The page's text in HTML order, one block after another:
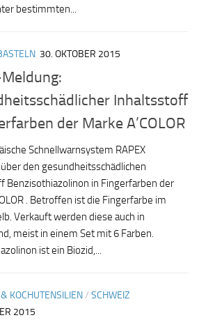
bestimmten...
30. OKTOBER 2015
Inhaltsstoff
der Marke A’COLOR
Schnellwarnsystem RAPEX
den gesundheitsschädlichen
Benzisothiazolinon in Fingerfarben der
. Betroffen ist die Fingerfarbe im
Verkauft werden diese auch in
meist in einem Set mit 6 Farben.
ist ein Biozid,...
KOCHUTENSILIEN/ SCHWEIZ
2015